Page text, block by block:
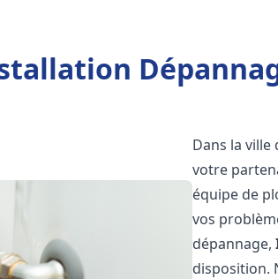
Dans la ville
votre
équipe de
vos
dépannage,
disposition.